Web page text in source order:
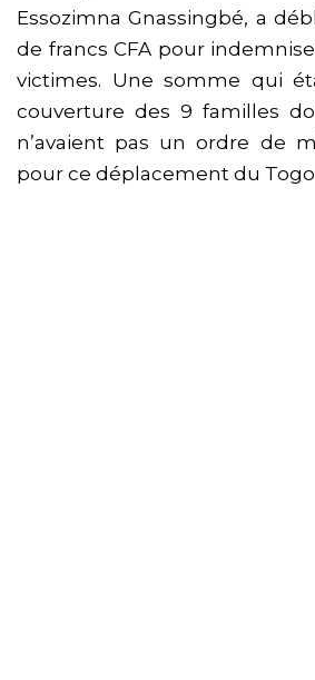
Essozimna Gnassingbé, a
de francs CFA pour
victimes. Une somme qui
couverture des 9 familles
n’avaient pas un ordre de
pour ce déplacement du Togo